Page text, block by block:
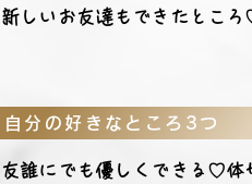
新しいお友達もできたとこ
自分の好きなところ3つ
友誰にでも優しくできる♡